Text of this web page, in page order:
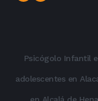
Psicógolo Infantil
adolescentes en